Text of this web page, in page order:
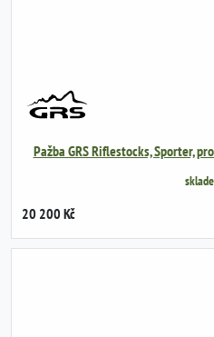
Pažba GRS Riflestocks, Sporter,
20 200 Kč